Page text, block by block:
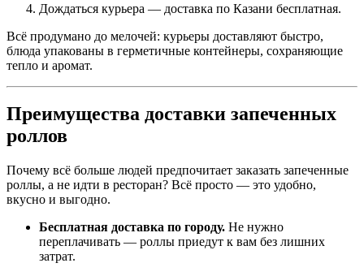
Дождаться курьера — доставка по Казани бесплатная.
Всё продумано до мелочей: курьеры доставляют быстро,
блюда упакованы в герметичные контейнеры, сохраняющие
тепло и аромат.
Преимущества доставки запеченных
роллов
Почему всё больше людей предпочитает заказать запеченные
роллы, а не идти в ресторан? Всё просто — это удобно,
вкусно и выгодно.
Бесплатная доставка по городу. Не нужно
переплачивать — роллы приедут к вам без лишних
затрат.